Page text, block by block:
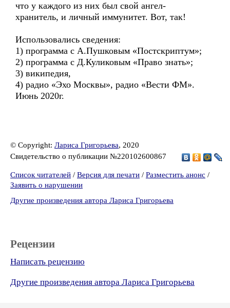
что у каждого из них был свой ангел-
хранитель, и личный иммунитет. Вот, так!
Использовались сведения:
1) программа с А.Пушковым «Постскриптум»;
2) программа с Д.Куликовым «Право знать»;
3) википедия,
4) радио «Эхо Москвы», радио «Вести ФМ».
Июнь 2020г.
© Copyright: Лариса Григорьева, 2020
Свидетельство о публикации №220102600867
Список читателей / Версия для печати / Разместить анонс /
Заявить о нарушении
Другие произведения автора Лариса Григорьева
Рецензии
Написать рецензию
Другие произведения автора Лариса Григорьева